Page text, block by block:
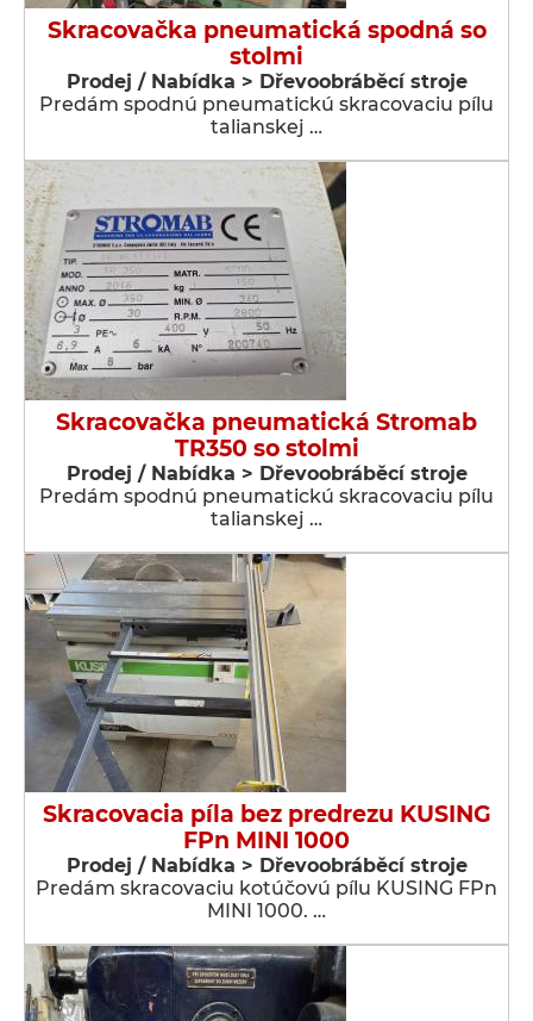
Skracovačka pneumatická spodná so
stolmi
Prodej / Nabídka > Dřevoobráběcí stroje
Predám spodnú pneumatickú skracovaciu pílu
talianskej …
Skracovačka pneumatická Stromab
TR350 so stolmi
Prodej / Nabídka > Dřevoobráběcí stroje
Predám spodnú pneumatickú skracovaciu pílu
talianskej …
Skracovacia píla bez predrezu KUSING
FPn MINI 1000
Prodej / Nabídka > Dřevoobráběcí stroje
Predám skracovaciu kotúčovú pílu KUSING FPn
MINI 1000. …